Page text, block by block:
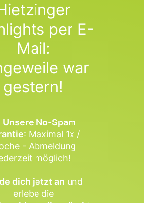
per E-
Mail:
war
gestern!
Unsere No-Spam
: Maximal 1x /
- Abmeldung
möglich!
dich jetzt an und
erlebe die